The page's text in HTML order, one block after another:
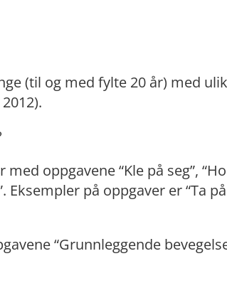
(til og med fylte 20 år) med
oppgavene “Kle på seg”,
på oppgaver er “Ta
“Grunnleggende